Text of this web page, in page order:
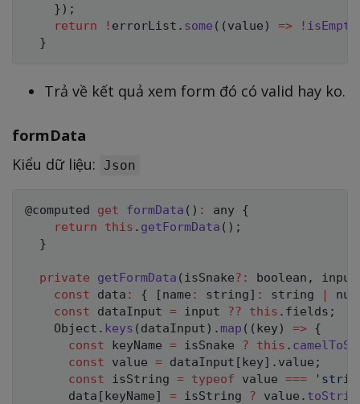
} ) ;
return
! errorList . some ( ( value ) => ! isEmpty
}
Trả về kết quả xem form đó có valid hay ko.
formData
Kiểu dữ liệu: Json
@computed get formData ( ) : any {
return
this . getFormData ( ) ;
}
private getFormData ( isSnake? : boolean , input
const data : { [name : string] : string |
const dataInput = input ?? this . fields ;
    Object
. keys ( dataInput ) . map ( ( key) => {
const keyName = isSnake ? this .
const value = dataInput [key] . value ;
const isString = typeof value ===
      data
[keyName] = isString ? value .